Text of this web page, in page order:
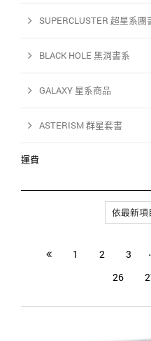
1 2 3
26
SUPERCLUSTER 超星系團
BLACK HOLE 黑洞書系
GALAXY 星系商品
ASTERISM 群星套書
運費